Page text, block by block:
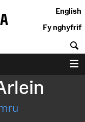
English
Fy nghyfrif